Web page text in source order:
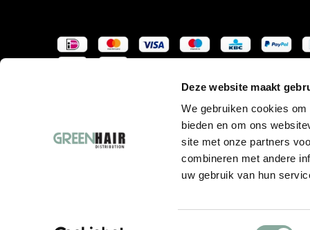
Deze website maakt
We gebruiken cookies
bieden en om ons
site met onze partners
combineren met andere
uw gebruik van hun
Toestemmingsselectie